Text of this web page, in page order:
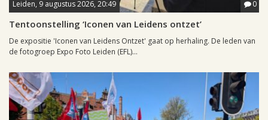
Leiden, 9 augustus 2026, 20:49 0
Tentoonstelling ‘Iconen van Leidens ontzet’
De expositie 'Iconen van Leidens Ontzet' gaat op herhaling. De leden van
de fotogroep Expo Foto Leiden (EFL)...